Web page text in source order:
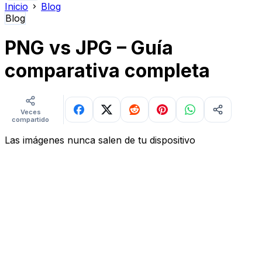
Inicio
Blog
Blog
PNG vs JPG – Guía
comparativa completa
Veces
compartido
Las imágenes nunca salen de tu dispositivo